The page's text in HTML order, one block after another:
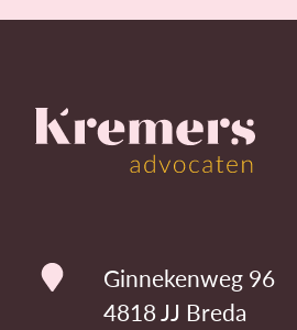
Ginnekenweg 96
4818 JJ Breda